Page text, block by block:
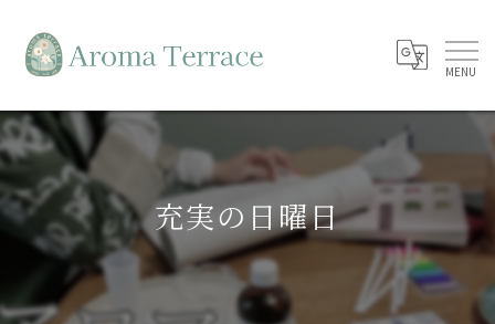
充実の日曜日